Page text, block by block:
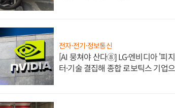
전자·전기·정보통신
[AI 뭉쳐야 산다⑧] LG·엔비디아 '피
터·기술 결집해 종합 로보틱스 기업